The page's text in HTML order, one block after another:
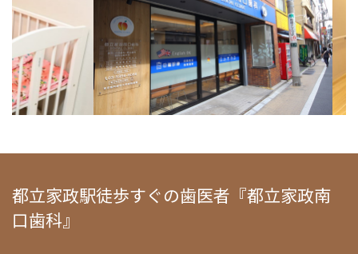
都立家政駅徒歩すぐの歯医者『都立家政南
口歯科』